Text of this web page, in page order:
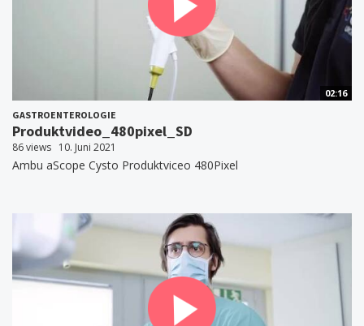
02:16
GASTROENTEROLOGIE
Produktvideo_480pixel_SD
86 views 10. Juni 2021
Ambu aScope Cysto Produktviceo 480Pixel